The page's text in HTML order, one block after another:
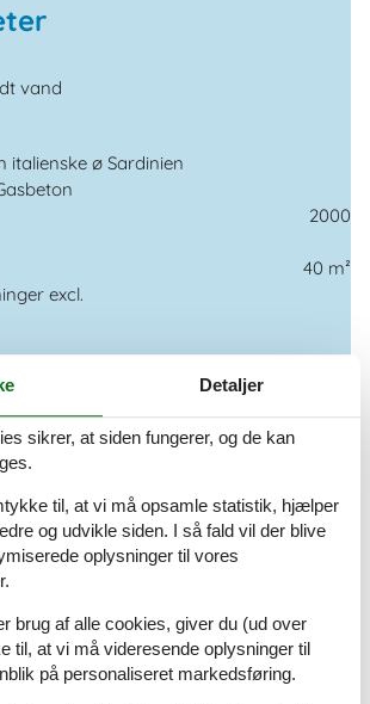
vand
italienske ø Sardinien
2000
40 m²
excl.
badning
Detaljer
sikrer, at siden fungerer, og de kan
til, at vi må opsamle statistik, hjælper
og udvikle siden. I så fald vil der blive
oplysninger til vores
brug af alle cookies, giver du (ud over
til, at vi må videresende oplysninger til
på personaliseret markedsføring.